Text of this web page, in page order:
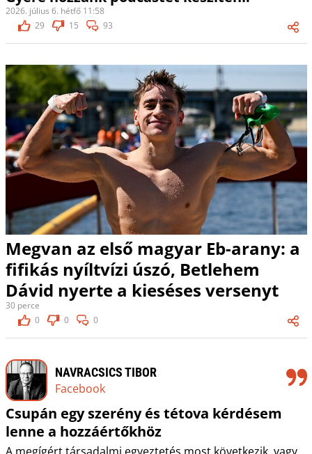
2026. július 6. hétfő 11:58
29
15 93
Megvan az első magyar Eb-arany: a
fifikás nyíltvízi úszó, Betlehem
Dávid nyerte a kieséses versenyt
30 perce
0
0 0
NAVRACSICS TIBOR
Facebook
Csupán egy szerény és tétova kérdésem
lenne a hozzáértőkhöz